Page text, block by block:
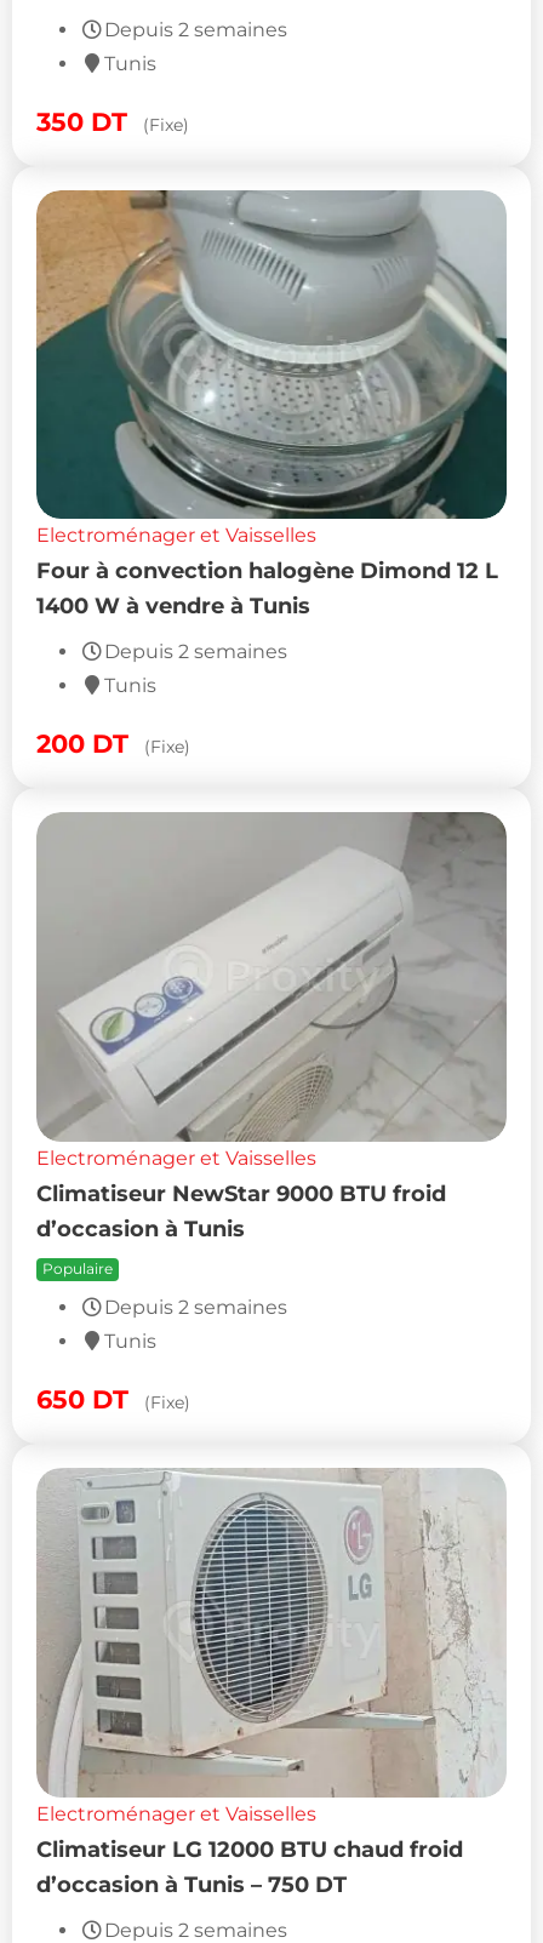
Depuis 2 semaines
Tunis
350 DT (Fixe)
Electroménager et Vaisselles
Four à convection halogène Dimond 12 L
1400 W à vendre à Tunis
Depuis 2 semaines
Tunis
200 DT (Fixe)
Electroménager et Vaisselles
Climatiseur NewStar 9000 BTU froid
d’occasion à Tunis
Populaire
Depuis 2 semaines
Tunis
650 DT (Fixe)
Electroménager et Vaisselles
Climatiseur LG 12000 BTU chaud froid
d’occasion à Tunis – 750 DT
Depuis 2 semaines